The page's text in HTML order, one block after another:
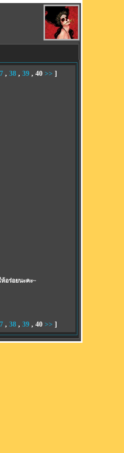
, 38, 39, 40 >> ]
อร่อยนะคะ~
, 38, 39, 40 >> ]